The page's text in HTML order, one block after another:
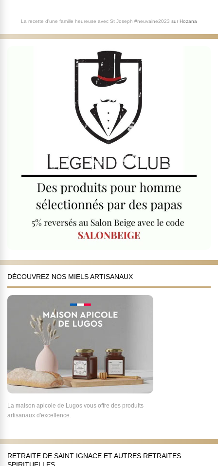
La recette d'une famille heureuse avec St Joseph #neuvaine2023 sur Hozana
DÉCOUVREZ NOS MIELS ARTISANAUX
La maison apicole de Lugos vous offre des produits
artisanaux d'excellence.
RETRAITE DE SAINT IGNACE ET AUTRES RETRAITES